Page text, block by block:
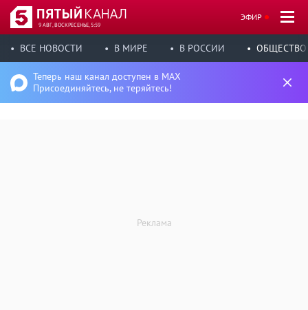
9 АВГ, ВОСКРЕСЕНЬЕ, 5:59
ЭФИР
ВСЕ НОВОСТИ В МИРЕ В РОССИИ ОБЩЕСТВО
Теперь наш канал доступен в MAX
Присоединяйтесь, не теряйтесь!